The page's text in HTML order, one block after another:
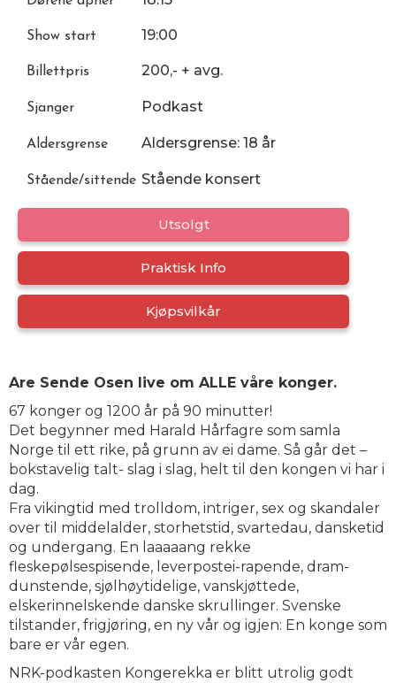
Show start 19:00
Billettpris 200,- + avg.
Sjanger Podkast
Aldersgrense Aldersgrense: 18 år
Stående/sittende Stående konsert
Utsolgt
Praktisk Info
Kjøpsvilkår
Are Sende Osen live om ALLE våre konger.
67 konger og 1200 år på 90 minutter!
Det begynner med Harald Hårfagre som samla
Norge til ett rike, på grunn av ei dame. Så går det –
bokstavelig talt- slag i slag, helt til den kongen vi har i
dag.
Fra vikingtid med trolldom, intriger, sex og skandaler
over til middelalder, storhetstid, svartedau, dansketid
og undergang. En laaaaang rekke
fleskepølsespisende, leverpostei-rapende, dram-
dunstende, sjølhøytidelige, vanskjøttede,
elskerinnelskende danske skrullinger. Svenske
tilstander, frigjøring, en ny vår og igjen: En konge som
bare er vår egen.
NRK-podkasten Kongerekka er blitt utrolig godt